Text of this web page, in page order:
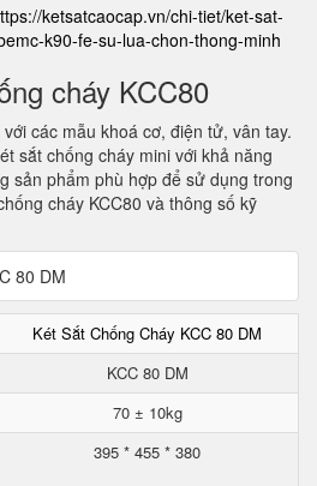
ketsatcaocap.vn/chi-tiet/ket-sat-
k90-fe-su-lua-chon-thong-minh
cháy KCC80
các mẫu khoá cơ, điện tử, vân tay.
sắt chống cháy mini với khả năng
sản phẩm phù hợp để sử dụng trong
cháy KCC80 và thông số kỹ
Két Sắt Chống Cháy KCC 80 DM
KCC 80 DM
70 ± 10kg
395 * 455 * 380